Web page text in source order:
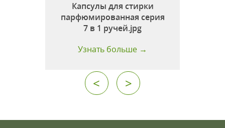
Капсулы для стирки
парфюмированная серия
7 в 1 ручей.jpg
Узнать больше →
< >